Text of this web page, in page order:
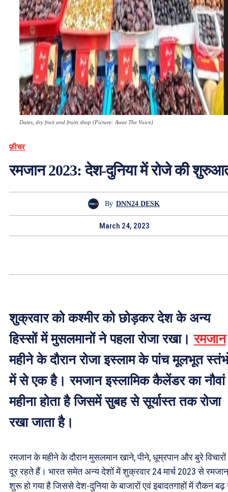
Dates, dry fruit and fruits shop (Picture: Awaz The Voice)
फ़ीचर
रमजान 2023: देश-दुनिया में रोजे की
By DNN24 DESK
March 24, 2023
शुक्रवार को कश्मीर को छोड़कर देश के अन्य
हिस्सों में मुसलमानों ने पहला रोजा रखा।रमजान
महीने के दौरान रोजा इस्लाम के पांच मूलभूत
में से एक है। रमजान इस्लामिक कैलेंडर का नौवां
महीना होता है जिसमें सुबह से सूर्यास्त तक रोजा
रखा जाता है।
रमजान के महीने के दौरान मुसलमान खाने, पीने, धूम्रपान और बुरे
दूर रहते हैं। भारत समेत अन्य देशों में शुक्रवार 24 मार्च 2023 से रमजान
शुरू हो गया है जिससे देश-दुनिया के बाजारों एवं इबादतगाहों में रौकन बढ़